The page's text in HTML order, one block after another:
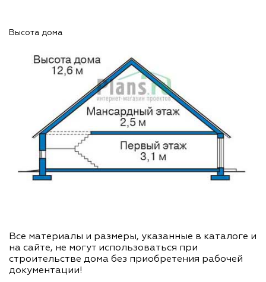
Высота дома
Все материалы и размеры, указанные в каталоге и
на сайте, не могут использоваться при
строительстве дома без приобретения рабочей
документации!